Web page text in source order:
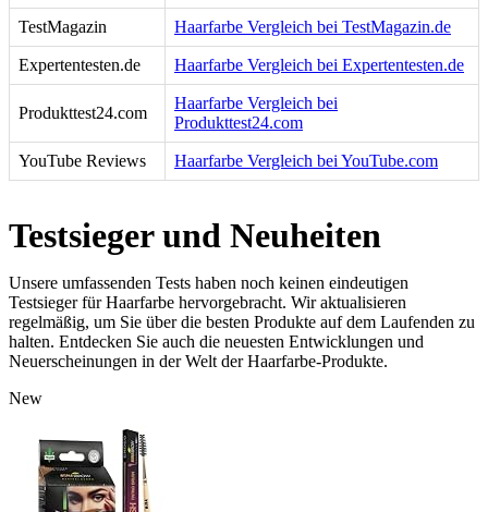
TestMagazin Haarfarbe Vergleich bei TestMagazin.de
Expertentesten.de Haarfarbe Vergleich bei Expertentesten.de
Produkttest24.com
Haarfarbe Vergleich bei
Produkttest24.com
YouTube Reviews Haarfarbe Vergleich bei YouTube.com
Testsieger und Neuheiten
Unsere umfassenden Tests haben noch keinen eindeutigen
Testsieger für Haarfarbe hervorgebracht. Wir aktualisieren
regelmäßig, um Sie über die besten Produkte auf dem Laufenden zu
halten. Entdecken Sie auch die neuesten Entwicklungen und
Neuerscheinungen in der Welt der Haarfarbe-Produkte.
New